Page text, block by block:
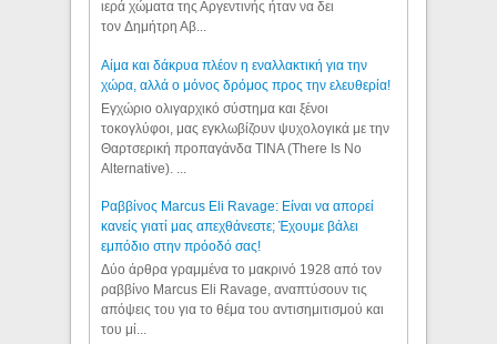
ιερά χώματα της Αργεντινής ήταν να δει
τον Δημήτρη Αβ...
Αίμα και δάκρυα πλέον η εναλλακτική για την
χώρα, αλλά ο μόνος δρόμος προς την ελευθερία!
Εγχώριο ολιγαρχικό σύστημα και ξένοι
τοκογλύφοι, μας εγκλωβίζουν ψυχολογικά με την
Θαρτσερική προπαγάνδα TINA (There Is No
Alternative). ...
Ραββίνος Marcus Eli Ravage: Είναι να απορεί
κανείς γιατί μας απεχθάνεστε; Έχουμε βάλει
εμπόδιο στην πρόοδό σας!
Δύο άρθρα γραμμένα το μακρινό 1928 από τον
ραββίνο Marcus Eli Ravage, αναπτύσουν τις
απόψεις του για το θέμα του αντισημιτισμού και
του μί...